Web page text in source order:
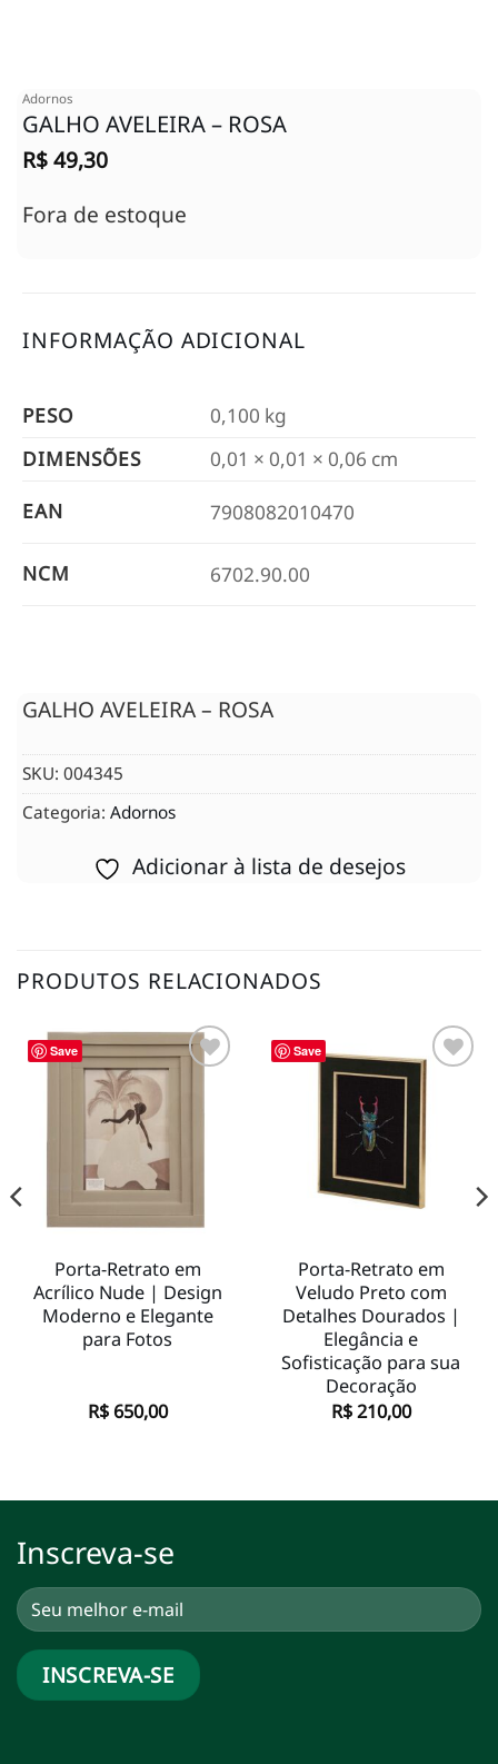
Adornos
GALHO AVELEIRA – ROSA
R$49,30
Fora de estoque
INFORMAÇÃO ADICIONAL
PESO
0,100 kg
DIMENSÕES
0,01 × 0,01 × 0,06 cm
EAN 7908082010470
NCM 6702.90.00
GALHO AVELEIRA – ROSA
SKU: 004345
Categoria: Adornos
Adicionar à lista de desejos
PRODUTOS RELACIONADOS
Save
Adicionar
à lista de
Porta-Retrato em
Acrílico Nude | Design
Moderno e Elegante
para Fotos
R$650,00
Save
Adicionar
desejos
Porta-Retrato em
Veludo Preto com
Detalhes Dourados |
Elegância e
Sofisticação para sua
Decoração
R$210,00
Inscreva-se